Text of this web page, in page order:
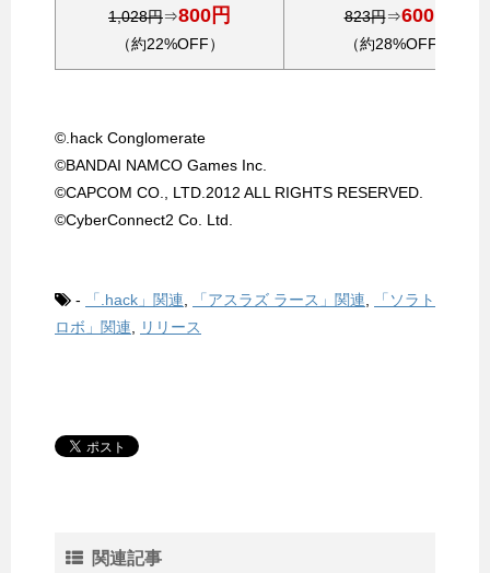
1,028円⇒800円
（約22%OFF）
823円⇒600円
（約28%OFF）
©.hack Conglomerate
©BANDAI NAMCO Games Inc.
©CAPCOM CO., LTD.2012 ALL RIGHTS RESERVED.
©CyberConnect2 Co. Ltd.
- 「.hack」関連, 「アスラズ ラース」関連,
「ソラト
ロボ」関連, リリース
関連記事